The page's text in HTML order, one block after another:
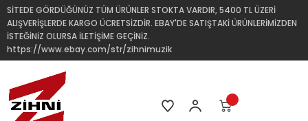
SİTEDE GÖRDÜĞÜNÜZ TÜM ÜRÜNLER STOKTA VARDIR, 5400 TL ÜZERİ
ALIŞVERİŞLERDE KARGO ÜCRETSİZDİR. EBAY'DE SATIŞTAKİ ÜRÜNLERİMİZDEN
İSTEĞİNİZ OLURSA İLETİŞİME GEÇİNİZ.
https://www.ebay.com/str/zihnimuzik